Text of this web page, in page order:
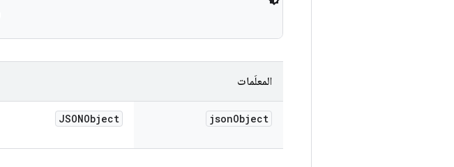
المعلَمات
jsonObject
JSONObject